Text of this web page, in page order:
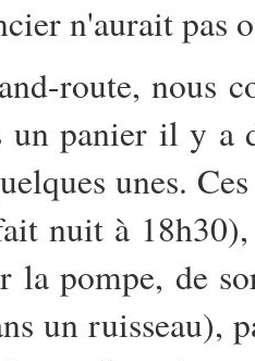
n'aurait pas
route, nous
panier il y a
unes.
nuit à 18h30),
la pompe, de
un ruisseau),